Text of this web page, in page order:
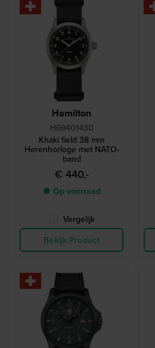
Hamilton
H69401430
Khaki field 38 mm
Herenhorloge met NATO-
band
€ 440,-
● Op voorraad
Vergelijk
Bekijk Product